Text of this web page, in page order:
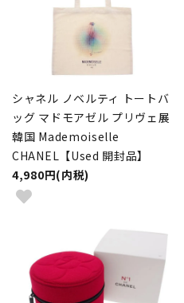
シャネル ノベルティ トートバ
ッグ マドモアゼル プリヴェ展
韓国 Mademoiselle
CHANEL【Used 開封品】
4,980円(内税)